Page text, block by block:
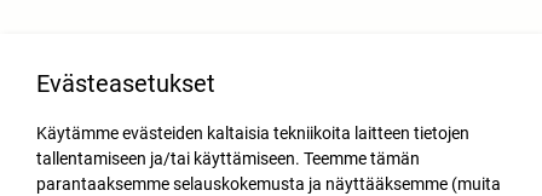
Evästeasetukset
Käytämme evästeiden kaltaisia tekniikoita laitteen tietojen
tallentamiseen ja/tai käyttämiseen. Teemme tämän
parantaaksemme selauskokemusta ja näyttääksemme (muita